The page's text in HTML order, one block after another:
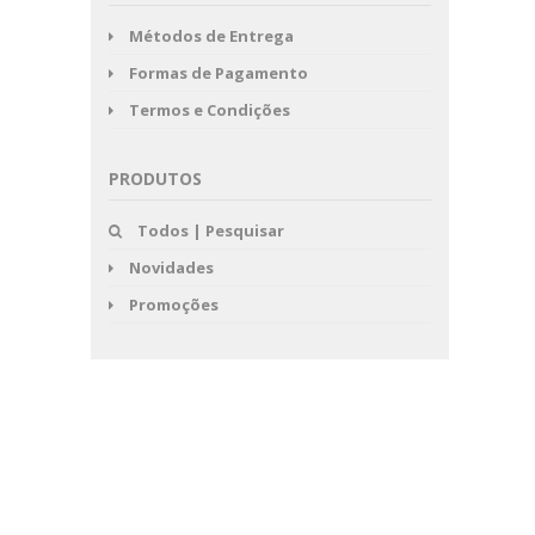
Métodos de Entrega
Formas de Pagamento
Termos e Condições
PRODUTOS
Todos | Pesquisar
Novidades
Promoções